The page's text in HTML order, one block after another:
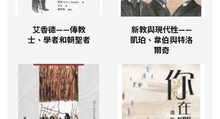
艾香德——傳教
士、學者和朝聖者
新教與現代性——
凱珀、韋伯與特洛
爾奇